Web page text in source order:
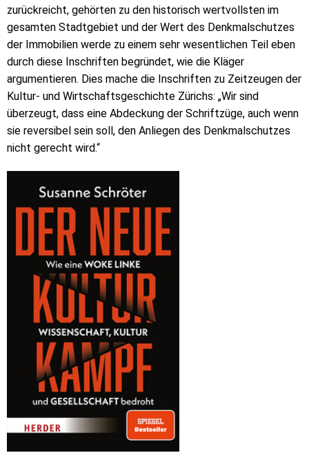
zurückreicht, gehörten zu den historisch wertvollsten im
gesamten Stadtgebiet und der Wert des Denkmalschutzes
der Immobilien werde zu einem sehr wesentlichen Teil eben
durch diese Inschriften begründet, wie die Kläger
argumentieren. Dies mache die Inschriften zu Zeitzeugen der
Kultur- und Wirtschaftsgeschichte Zürichs: „Wir sind
überzeugt, dass eine Abdeckung der Schriftzüge, auch wenn
sie reversibel sein soll, den Anliegen des Denkmalschutzes
nicht gerecht wird.“